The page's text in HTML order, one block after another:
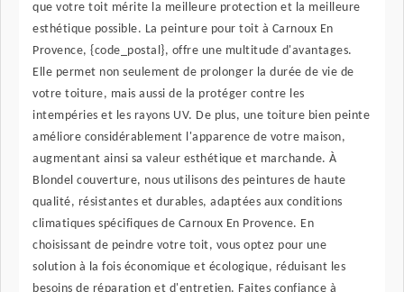
que votre toit mérite la meilleure protection et la meilleure
esthétique possible. La peinture pour toit à Carnoux En
Provence, {code_postal}, offre une multitude d'avantages.
Elle permet non seulement de prolonger la durée de vie de
votre toiture, mais aussi de la protéger contre les
intempéries et les rayons UV. De plus, une toiture bien peinte
améliore considérablement l'apparence de votre maison,
augmentant ainsi sa valeur esthétique et marchande. À
Blondel couverture, nous utilisons des peintures de haute
qualité, résistantes et durables, adaptées aux conditions
climatiques spécifiques de Carnoux En Provence. En
choisissant de peindre votre toit, vous optez pour une
solution à la fois économique et écologique, réduisant les
besoins de réparation et d'entretien. Faites confiance à